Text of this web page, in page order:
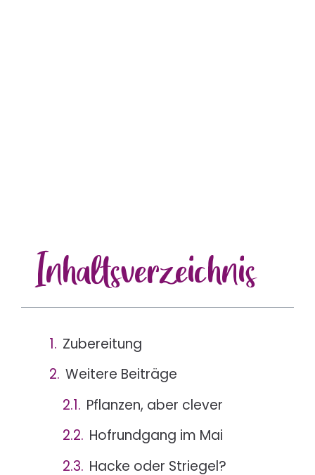
Inhaltsverzeichnis
Zubereitung
Weitere Beiträge
Pflanzen, aber clever
Hofrundgang im Mai
Hacke oder Striegel?